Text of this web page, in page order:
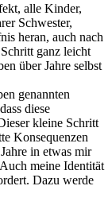
alle Kinder,
Schwester,
heran, auch nach
ganz leicht
über Jahre selbst
genannten
diese
kleine Schritt
Konsequenzen
in etwas mir
meine Identität
Dazu werde